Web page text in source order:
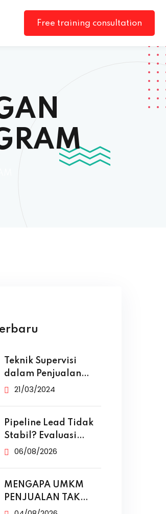
Free training consultation
Teknik Supervisi
dalam Penjualan
yang Efektif
21/03/2024
Pipeline Lead Tidak
Stabil? Evaluasi
Funnel Marketing
06/08/2026
MENGAPA UMKM
PENJUALAN TAK
NAIK MESKI SUDAH